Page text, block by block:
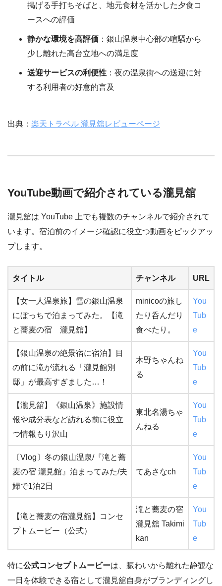
掲げる手打ちそばと、地元食材を活かした夕食コ
ースへの評価
静かな環境を高評価 ：銀山温泉中心部の喧騒から
少し離れた高台立地への満足度
送迎サービスの利便性 ：夜の温泉街への送迎に対
する利用者の好意的言及
出典： 楽天トラベル 瀧見舘レビューページ
YouTube動画で紹介されている瀧見舘
瀧見舘は YouTube 上でも複数のチャンネルで紹介されて
います。宿泊前のイメージ確認に役立つ動画をピックアッ
プします。
タイトル チャンネル URL
【女一人温泉旅】雪の銀山温泉
にぼっちで泊まってみた。【滝
と蕎麦の宿 瀧見舘】
minicoの旅し
たり呑んだり
食べたり。
You
Tub
e
【銀山温泉の絶景宿に宿泊】目
の前に滝が流れる「瀧見館別
邸」が最高すぎました…！
木野ちゃんね
る
You
Tub
e
【瀧見舘】《銀山温泉》施設情
報や成分表など訪れる前に役立
つ情報もり沢山
東北名湯ちゃ
んねる
You
Tub
e
〔Vlog〕冬の銀山温泉/『滝と蕎
麦の宿 瀧見館』泊まってみた/夫
婦で1泊2日
てあさなch
You
Tub
e
【滝と蕎麦の宿瀧見舘】コンセ
プトムービー（公式）
滝と蕎麦の宿
瀧見舘 Takimi
kan
You
Tub
e
特に公式コンセプトムービーは、賑わいから離れた静観な
一日を体験できる宿として瀧見舘自身がブランディングし